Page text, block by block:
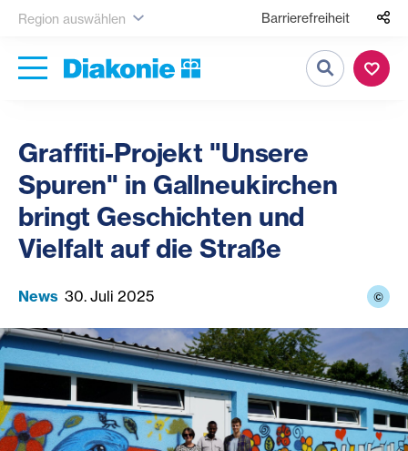
Region auswählen Barrierefreiheit
Suche
Graffiti-Projekt "Unsere
Spuren" in Gallneukirchen
bringt Geschichten und
Vielfalt auf die Straße
News 30. Juli 2025 ©